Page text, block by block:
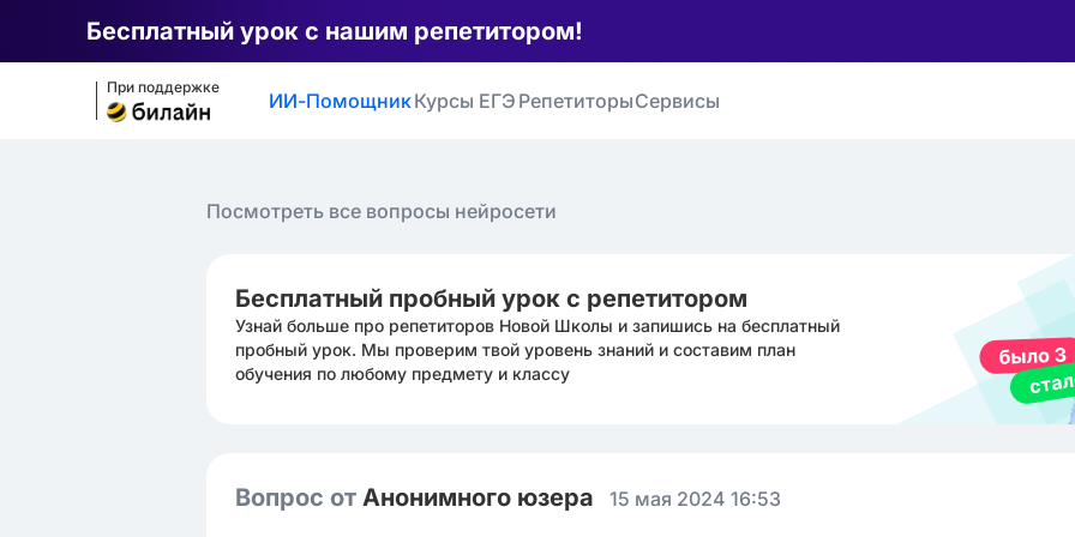
Бесплатный урок с нашим репетитором!
При поддержке
ИИ-ПомощникКурсы ЕГЭ РепетиторыСервисы
Посмотреть все вопросы нейросети
Бесплатный пробный урок с репетитором
Узнай больше про репетиторов Новой Школы и запишись на бесплатный
пробный урок. Мы проверим твой уровень знаний и составим план
обучения по любому предмету и классу
Вопрос от Анонимного юзера 15 мая 2024 16:53